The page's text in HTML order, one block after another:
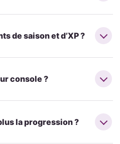
de saison et d’XP ?
console ?
la progression ?